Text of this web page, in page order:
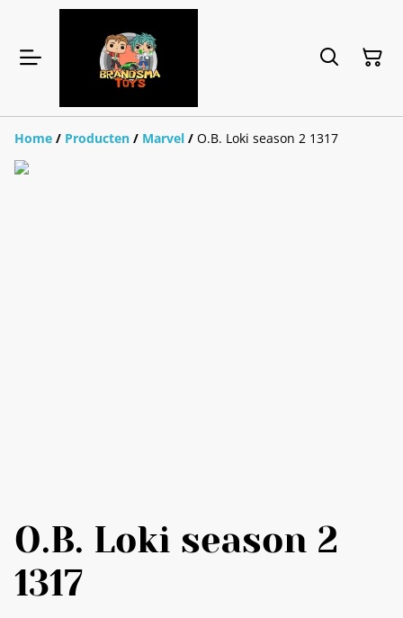
Home / Producten / Marvel / O.B. Loki season 2 1317
O.B. Loki season 2
1317